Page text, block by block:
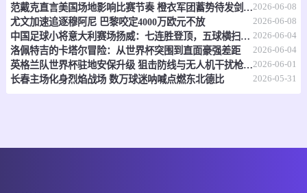
福斯特FC 0 - 0 科斯塔尔
情报
坦桑超 06-15 21:00 即将开始
范戴克直言美国场地影响比赛节奏 橙衣军团蓄势待发剑指世界杯2026-06-08
尤文加速追逐穆阿尼 巴黎咬定4000万欧元不放 2026-06-08
中国足球小将意大利赛场扬威：七连胜登顶，五球横扫北欧豪门！ 2026-06-04
洛佩特吉的卡塔尔冒险：从世界杯突围到直面豪强差距 2026-06-04
英格兰队世界杯驻地安保升级 狙击防线与无人机干扰枪严阵以待2026-06-01
长春主场化身烈焰战场 数万球迷呐喊点燃东北德比 2026-05-31